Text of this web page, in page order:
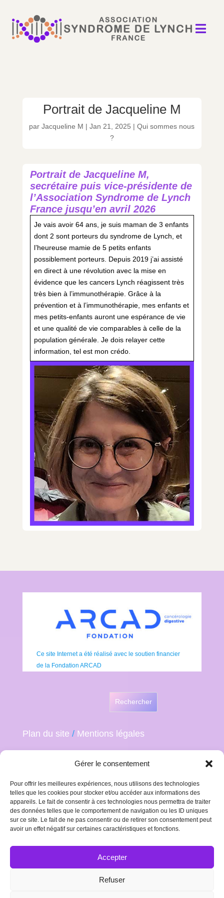
Gérer le consentement
Pour offrir les meilleures expériences, nous utilisons des technologies
telles que les cookies pour stocker et/ou accéder aux informations des
appareils. Le fait de consentir à ces technologies nous permettra de traiter
des données telles que le comportement de navigation ou les ID uniques
sur ce site. Le fait de ne pas consentir ou de retirer son consentement peut
avoir un effet négatif sur certaines caractéristiques et fonctions.
Accepter
Refuser

Portrait de Jacqueline M
parJacqueline M |Jan 21, 2025 |Qui sommes nous
?
Portrait de Jacqueline M,
secrétaire puis vice-présidente de
l’Association Syndrome de Lynch
Francejusqu’en avril 2026
Je vais avoir 64 ans, je suis maman de 3 enfants
dont 2 sont porteurs du syndrome de Lynch, et
l’heureuse mamie de 5 petits enfants
possiblement porteurs. Depuis 2019 j’ai assisté
en direct à une révolution avec la mise en
évidence que les cancers Lynch réagissent très
très bien à l’immunothérapie. Grâce à la
prévention et à l’immunothérapie, mes enfants et
mes petits-enfants auront une espérance de vie
et une qualité de vie comparables à celle de la
population générale. Je dois relayer cette
information, tel est mon crédo.
Ce site Internet a été réalisé avec le soutien financier
de la Fondation ARCAD
Rechercher
Plan du site / Mentions légales
Mentions Légales